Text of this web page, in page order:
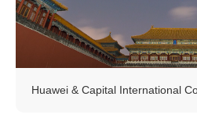
Huawei & Capital International